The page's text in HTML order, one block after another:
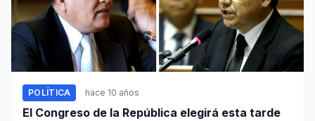
POLÍTICA hace 10 años
El Congreso de la República elegirá esta tarde